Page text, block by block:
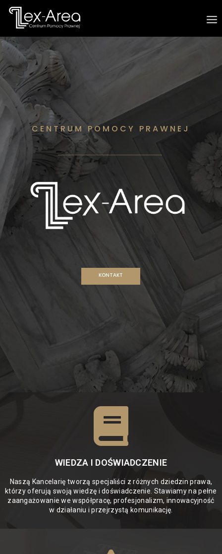
CENTRUM POMOCY PRAWNEJ
KONTAKT
WIEDZA I DOŚWIADCZENIE
Naszą Kancelarię tworzą specjaliści z różnych dziedzin prawa,
którzy oferują swoją wiedzę i doświadczenie. Stawiamy na pełne
zaangażowanie we współpracę, profesjonalizm, innowacyjność
w działaniu i przejrzystą komunikację.